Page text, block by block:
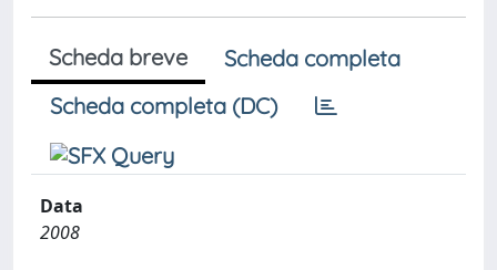
Scheda breve
Scheda completa
Scheda completa (DC)
Data
2008